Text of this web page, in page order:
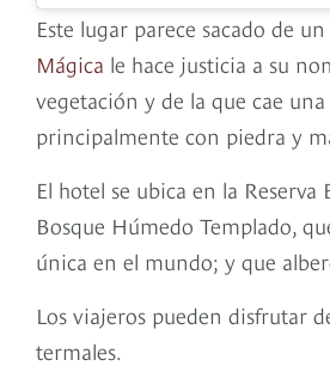
Este lugar parece sacado de
Mágica le hace justicia a su
vegetación y de la que cae
principalmente con piedra y
El hotel se ubica en la
Bosque Húmedo Templado,
única en el mundo; y que
Los viajeros pueden disfrutar
termales.